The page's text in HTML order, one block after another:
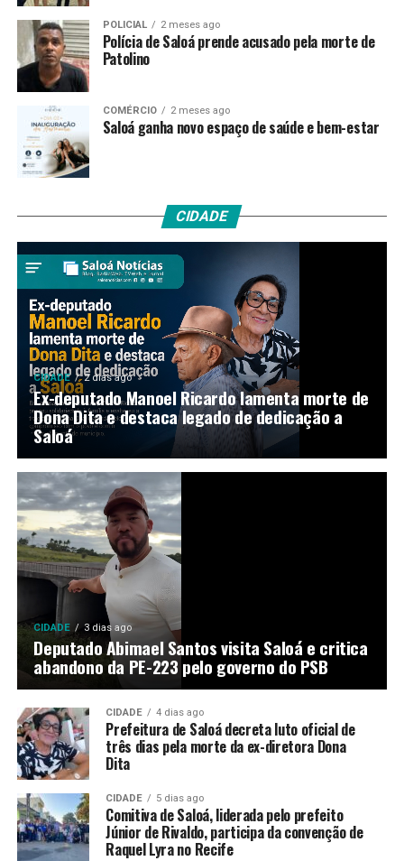
POLICIAL 2 meses ago
Polícia de Saloá prende acusado pela morte de
Patolino
COMÉRCIO 2 meses ago
Saloá ganha novo espaço de saúde e bem-estar
CIDADE
CIDADE 2 dias ago
Ex-deputado Manoel Ricardo lamenta morte de
Dona Dita e destaca legado de dedicação a
Saloá
CIDADE 3 dias ago
Deputado Abimael Santos visita Saloá e critica
abandono da PE-223 pelo governo do PSB
CIDADE 4 dias ago
Prefeitura de Saloá decreta luto oficial de
três dias pela morte da ex-diretora Dona
Dita
CIDADE 5 dias ago
Comitiva de Saloá, liderada pelo prefeito
Júnior de Rivaldo, participa da convenção de
Raquel Lyra no Recife